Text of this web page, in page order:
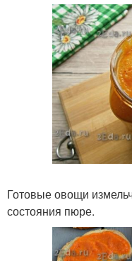
Готовые овощи
состояния пюре.